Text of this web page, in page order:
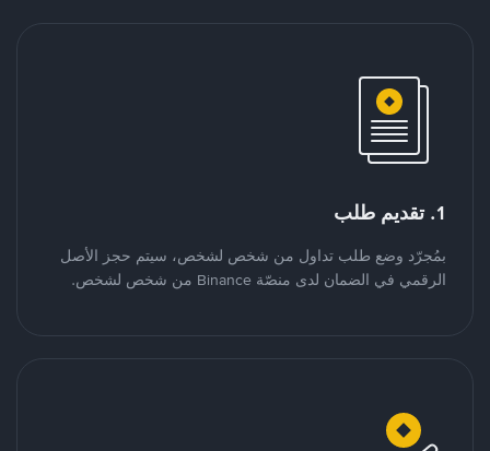
1. تقديم طلب
بمُجرّد وضع طلب تداول من شخص لشخص، سيتم حجز الأصل
الرقمي في الضمان لدى منصّة Binance من شخص لشخص.